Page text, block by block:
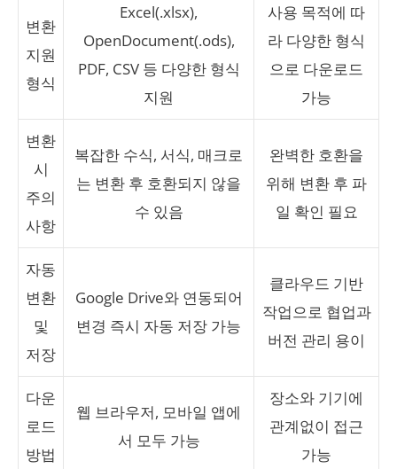
변환
지원
형식
Excel(.xlsx),
OpenDocument(.ods),
PDF, CSV 등 다양한 형식
지원
사용 목적에 따
라 다양한 형식
으로 다운로드
가능
변환
시
주의
사항
복잡한 수식, 서식, 매크로
는 변환 후 호환되지 않을
수 있음
완벽한 호환을
위해 변환 후 파
일 확인 필요
자동
변환
및
저장
Google Drive와 연동되어
변경 즉시 자동 저장 가능
클라우드 기반
작업으로 협업과
버전 관리 용이
다운
로드
방법
웹 브라우저, 모바일 앱에
서 모두 가능
장소와 기기에
관계없이 접근
가능